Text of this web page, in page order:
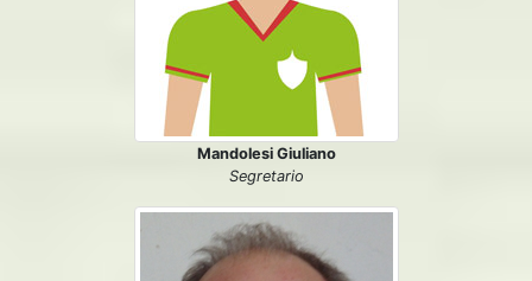
Mandolesi Giuliano
Segretario